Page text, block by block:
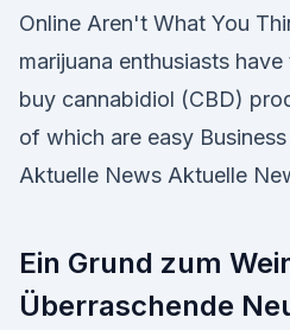
Online Aren't What You
marijuana enthusiasts
buy cannabidiol (CBD)
of which are easy
Aktuelle News Aktuelle
Ein Grund zum
Überraschende